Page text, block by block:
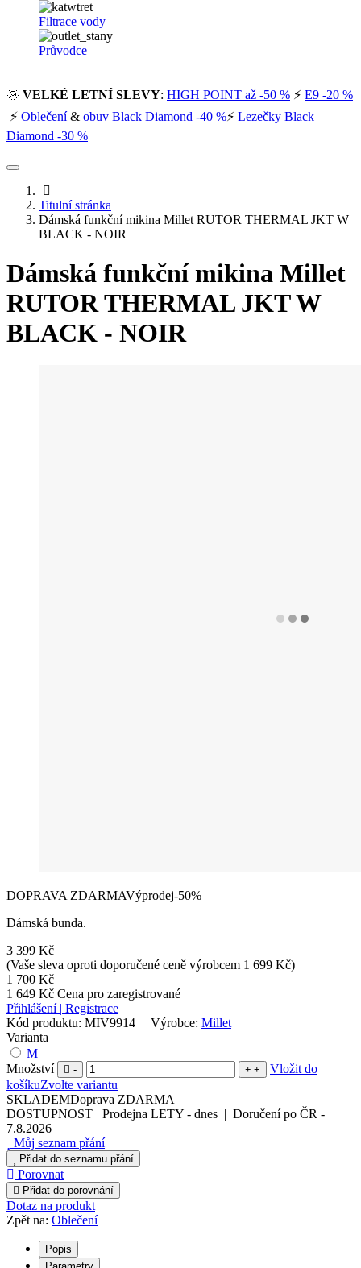
Filtrace vody
Průvodce
🌞 VELKÉ LETNÍ SLEVY: HIGH POINT až -50 % ⚡ E9 -20 %
⚡ Oblečení& obuv Black Diamond -40 %⚡ Lezečky Black
Diamond -30 %
Titulní stránka
Dámská funkční mikina Millet RUTOR THERMAL JKT W
BLACK - NOIR
Dámská funkční mikina Millet
RUTOR THERMAL JKT W
BLACK - NOIR
DOPRAVA ZDARMAVýprodej-50%
Dámská bunda.
3 399 Kč
(Vaše sleva oproti doporučené ceně výrobcem 1 699 Kč)
1 700 Kč
1 649 Kč Cena pro zaregistrované
Přihlášení | Registrace
Kód produktu: MIV9914 | Výrobce: Millet
Varianta
M
Množství
- +
Vložit do
košíkuZvolte variantu
SKLADEMDoprava ZDARMA
DOSTUPNOST
Prodejna LETY - dnes | Doručení po ČR -
7.8.2026
Můj seznam přání
Přidat do seznamu přání
Porovnat
Přidat do porovnání
Dotaz na produkt
Zpět na: Oblečení
Popis